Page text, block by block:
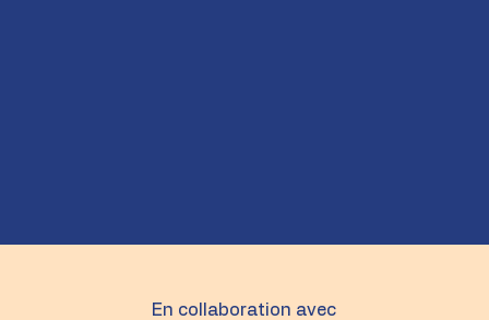
En collaboration avec